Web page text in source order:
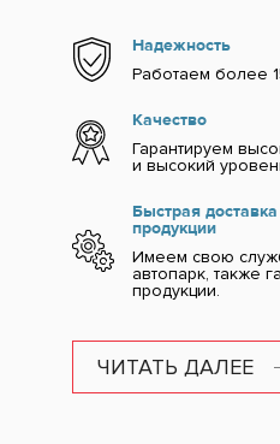
Надежность
Работаем более
Качество
Гарантируем
и высокий
Быстрая
продукции
Имеем свою
автопарк, также
продукции.
ЧИТАТЬ ДАЛЕЕ